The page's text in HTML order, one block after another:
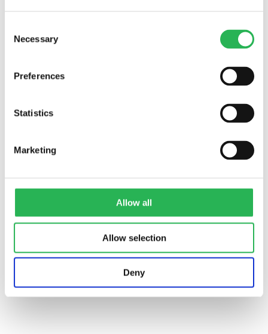
Selection
Necessary
Preferences
Statistics
Marketing
Allow all
Allow selection
Deny